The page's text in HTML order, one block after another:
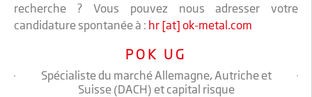
recherche ? Vous pouvez nous adresser votre
candidature spontanée à : hr [at] ok-metal.com
POK UG
Spécialiste du marché Allemagne, Autriche et
Suisse (DACH) et capital risque